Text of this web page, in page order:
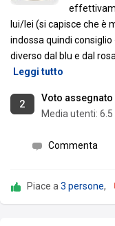
lui/lei (si capisce che è
indossa quindi
diverso dal blu e dal
Leggi tutto
2
Voto
Media utenti: 6.5
Commenta
Piace a3 persone,